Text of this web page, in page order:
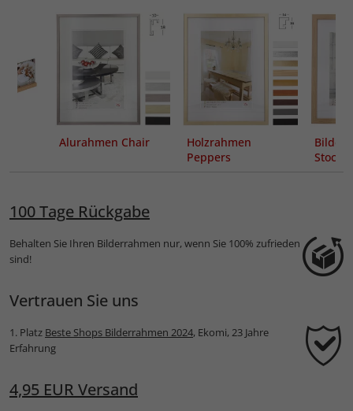
Alurahmen Chair
Holzrahmen
Peppers
100 Tage Rückgabe
Behalten Sie Ihren Bilderrahmen nur, wenn Sie 100% zufrieden
sind!
Vertrauen Sie uns
1. Platz Beste Shops Bilderrahmen 2024, Ekomi, 23 Jahre
Erfahrung
4,95 EUR Versand